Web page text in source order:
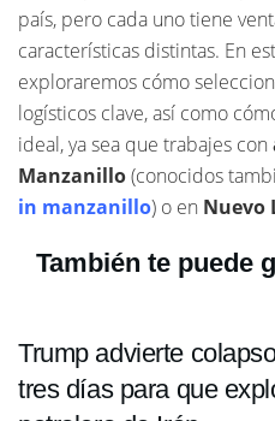
país, pero cada uno tiene
características distintas. En
exploraremos cómo
logísticos clave, así como
ideal, ya sea que trabajes con
Manzanillo(conocidos
in manzanillo) o en Nuevo
También te puede
Trump advierte
tres días para que